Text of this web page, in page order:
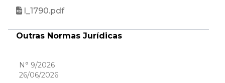
l_1790.pdf
Outras Normas Jurídicas
N° 9/2026
26/06/2026